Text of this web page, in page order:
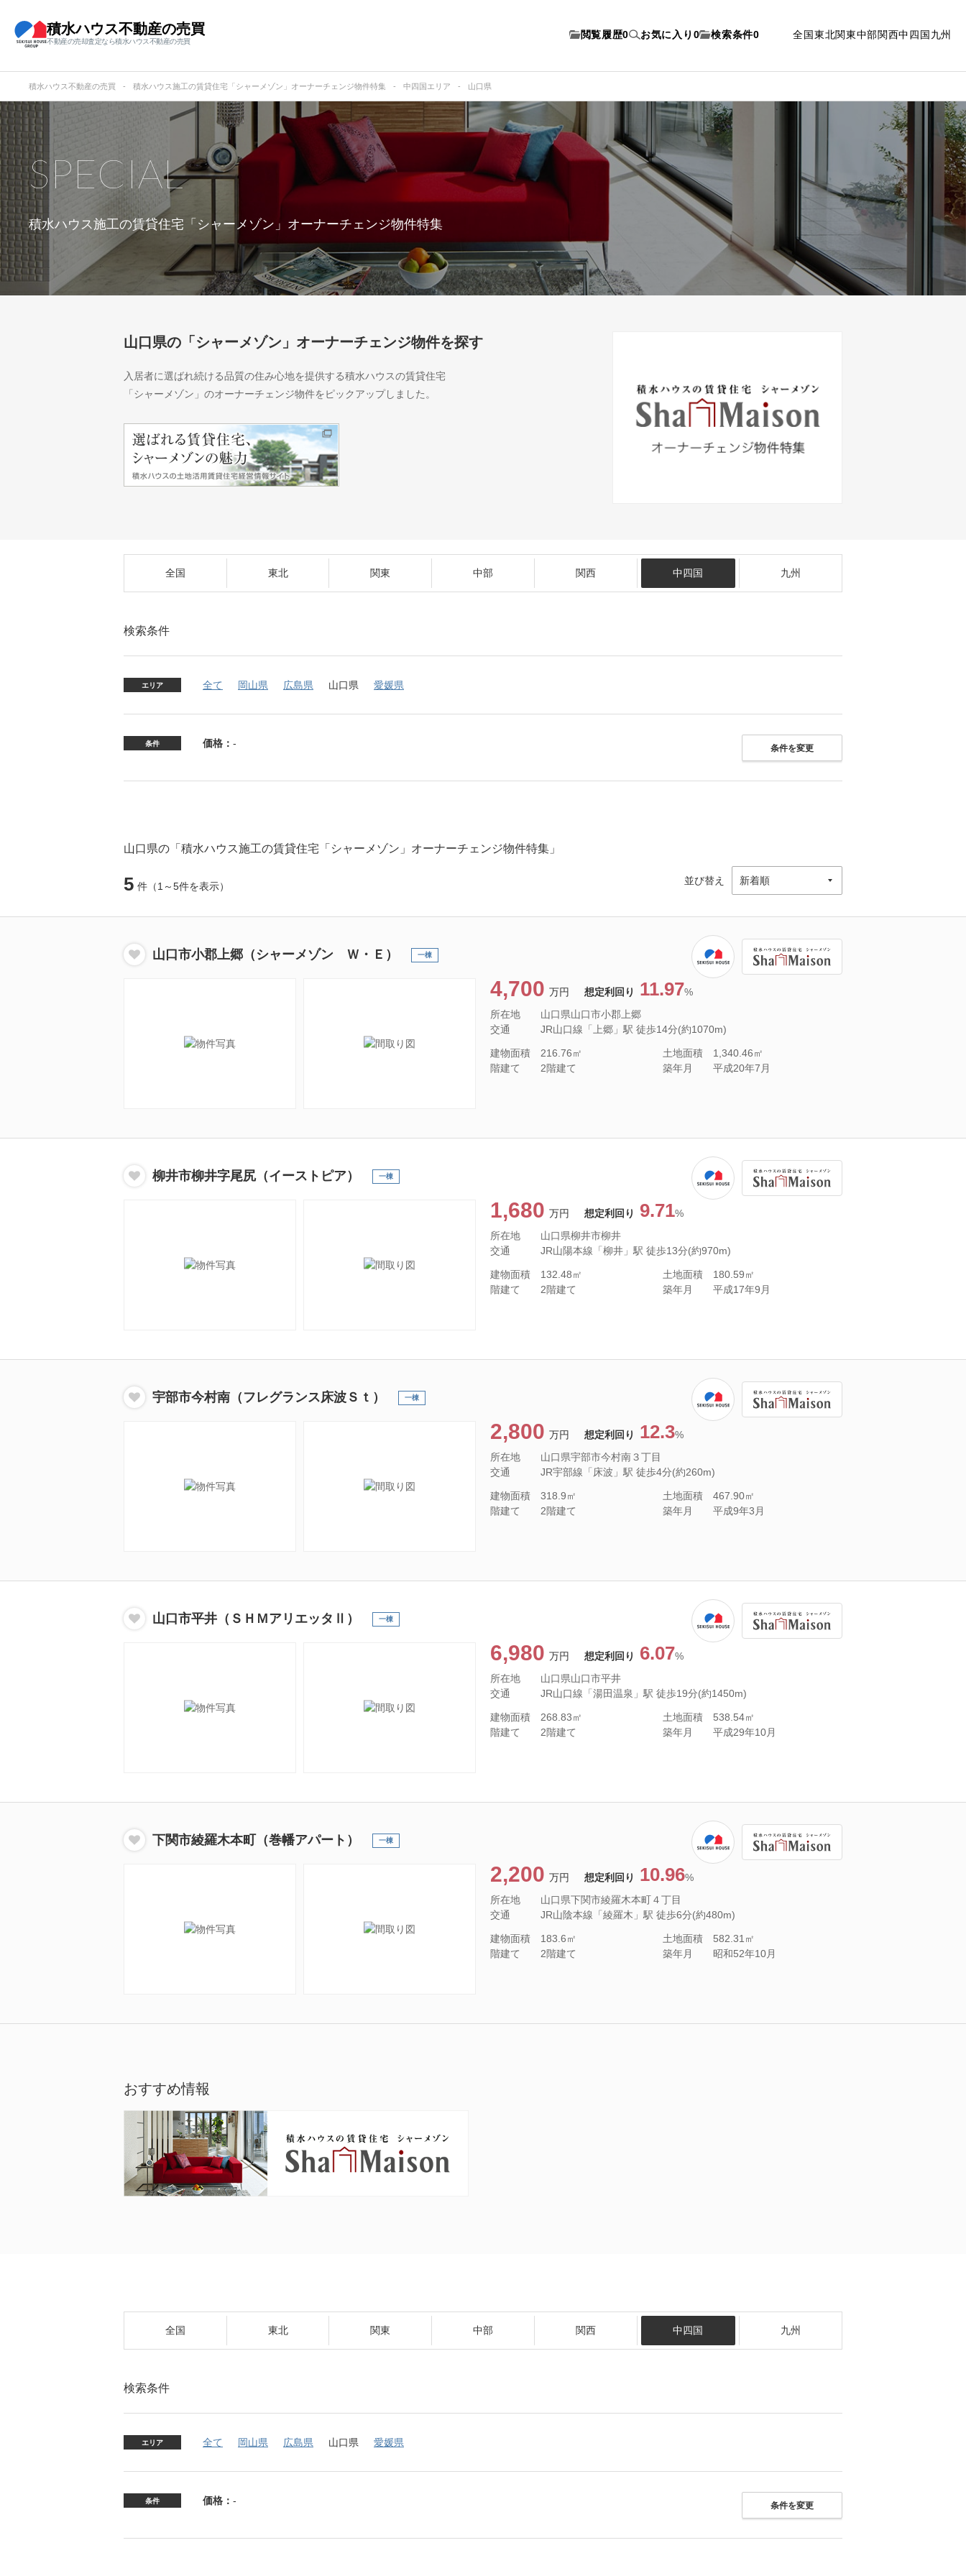
積水ハウス不動産の売買
不動産の売却査定なら積水ハウス不動産の売買
全国東北関東中部関西中四国九州
閲覧履歴0 お気に入り 0 検索条件0
積水ハウス不動産の売買 積水ハウス施工の賃貸住宅「シャーメゾン」オーナーチェンジ物件特集 中四国エリア 山口県
積水ハウス施工の賃貸住宅「シャーメゾン」オーナーチェンジ物件特集
SPECIAL
山口県の「シャーメゾン」オーナーチェンジ物件を探す
入居者に選ばれ続ける品質の住み心地を提供する積水ハウスの賃貸住宅
「シャーメゾン」のオーナーチェンジ物件をピックアップしました。
全国 東北 関東 中部 関西 中四国 九州
検索条件
エリア 全て 岡山県 広島県 山口県 愛媛県
条件 価格： - 条件を変更
山口県の「積水ハウス施工の賃貸住宅「シャーメゾン」オーナーチェンジ物件特集」
5 件 （1～5件を表示）
並び替え
山口市小郡上郷（シャーメゾン Ｗ・Ｅ） 一棟
4,700 万円 想定利回り 11.97%
所在地
山口県山口市小郡上郷
交通
JR山口線「上郷」駅 徒歩14分(約1070m)
建物面積 216.76㎡ 土地面積
1,340.46㎡
階建て
2階建て 築年月 平成20年7月
柳井市柳井字尾尻（イーストピア） 一棟
1,680 万円 想定利回り 9.71%
所在地
山口県柳井市柳井
交通
JR山陽本線「柳井」駅 徒歩13分(約970m)
建物面積 132.48㎡ 土地面積
180.59㎡
階建て
2階建て 築年月 平成17年9月
宇部市今村南（フレグランス床波Ｓｔ） 一棟
2,800 万円 想定利回り 12.3%
所在地
山口県宇部市今村南３丁目
交通
JR宇部線「床波」駅 徒歩4分(約260m)
建物面積 318.9㎡ 土地面積
467.90㎡
階建て
2階建て 築年月 平成9年3月
山口市平井（ＳＨＭアリエッタⅡ） 一棟
6,980 万円 想定利回り 6.07%
所在地
山口県山口市平井
交通
JR山口線「湯田温泉」駅 徒歩19分(約1450m)
建物面積 268.83㎡ 土地面積
538.54㎡
階建て
2階建て 築年月 平成29年10月
下関市綾羅木本町（巻幡アパート） 一棟
2,200 万円 想定利回り 10.96%
所在地
山口県下関市綾羅木本町４丁目
交通
JR山陰本線「綾羅木」駅 徒歩6分(約480m)
建物面積 183.6㎡ 土地面積
582.31㎡
階建て
2階建て 築年月 昭和52年10月
おすすめ情報
全国 東北 関東 中部 関西 中四国 九州
検索条件
エリア 全て 岡山県 広島県 山口県 愛媛県
条件 価格： - 条件を変更